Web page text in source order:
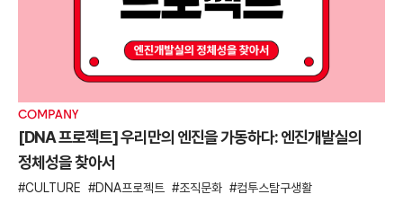
COMPANY
[DNA 프로젝트] 우리만의 엔진을 가동하다: 엔진개발실의
정체성을 찾아서
CULTURE DNA프로젝트 조직문화 컴투스탐구생활